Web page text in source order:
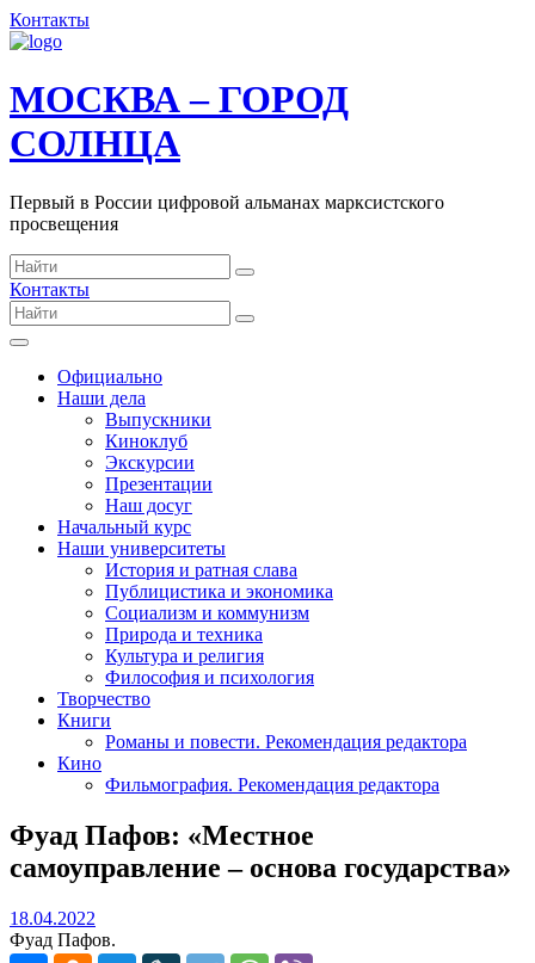
Контакты
МОСКВА – ГОРОД
СОЛНЦА
Первый в России цифровой альманах марксистского
просвещения
Контакты
Официально
Наши дела
Выпускники
Киноклуб
Экскурсии
Презентации
Наш досуг
Начальный курс
Наши университеты
История и ратная слава
Публицистика и экономика
Социализм и коммунизм
Природа и техника
Культура и религия
Философия и психология
Творчество
Книги
Романы и повести. Рекомендация редактора
Кино
Фильмография. Рекомендация редактора
Фуад Пафов: «Местное
самоуправление – основа государства»
18.04.2022
Фуад Пафов.